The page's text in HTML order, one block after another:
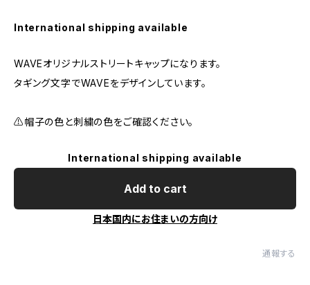
International shipping available
WAVEオリジナルストリートキャップになります。
タギング文字でWAVEをデザインしています。
⚠️帽子の色と刺繍の色をご確認ください。
International shipping available
Add to cart
日本国内にお住まいの方向け
通報する